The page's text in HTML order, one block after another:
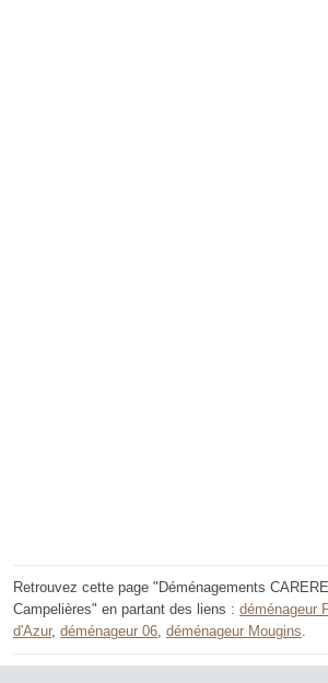
Retrouvez cette page "Déménagements
Campelières" en partant des liens : déménageur
d'Azur, déménageur 06 déménageur Mougins